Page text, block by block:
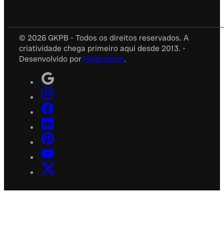
© 2026 GKPB - Todos os direitos reservados. A
criatividade chega primeiro aqui desde 2013. -
Desenvolvido por Hiperstorm.